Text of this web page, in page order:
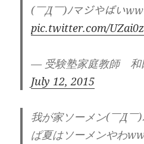
(￣Д￣)ﾉマジやばいww
pic.twitter.com/
— 受験塾家庭教師 和
July 12, 2015
我が家ソーメン(￣Д￣
ぱ夏はソーメンやわ